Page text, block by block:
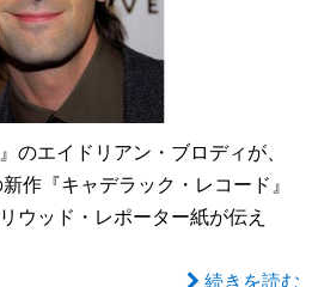
のエイドリアン・ブロディが、
作『キャデラック・レコード』
ウッド・レポーター紙が伝え
続きを読む